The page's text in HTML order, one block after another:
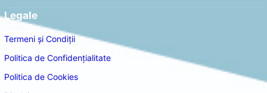
Legale
Termeni și Condiții
Politica de Confidențialitate
Politica de Cookies